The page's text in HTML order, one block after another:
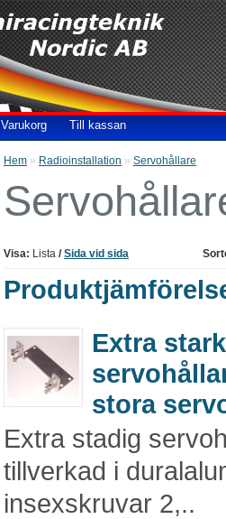
Varukorg Till kassan
Hem » Radioinstallation » Servohållare
Visa: Lista / Sida vid sida
Extra stark
stora
Extra stadig
tillverkad i
insexskruvar 2,..